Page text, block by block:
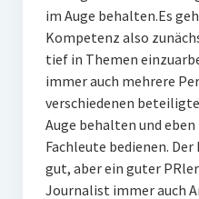
im Auge behalten.Es
Kompetenz also
tief in Themen
immer auch mehrere
verschiedenen
Auge behalten und
Fachleute bedienen.
gut, aber ein guter
Journalist immer auch